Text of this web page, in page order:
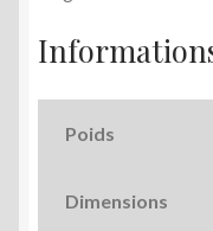
Poids
Dimensions